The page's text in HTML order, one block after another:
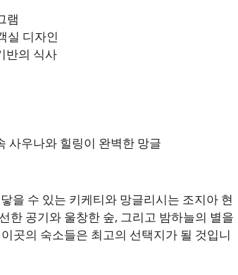
램
실 디자인
반의 식사
을 수 있는 키케티와 망글리시는 조지아 현
한 공기와 울창한 숲, 그리고 밤하늘의 별을
곳의 숙소들은 최고의 선택지가 될 것입니